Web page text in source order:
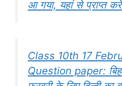
आ गया, यहां से प्राप्त
Class 10th 17
Question paper: